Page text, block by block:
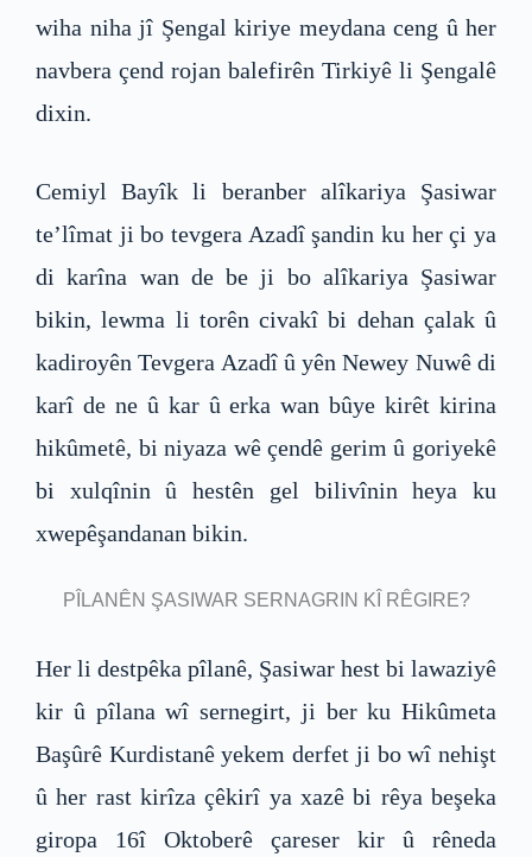
wiha niha jî Şengal kiriye meydana ceng û her
navbera çend rojan balefirên Tirkiyê li Şengalê
dixin.
Cemiyl Bayîk li beranber alîkariya Şasiwar
te’lîmat ji bo tevgera Azadî şandin ku her çi ya
di karîna wan de be ji bo alîkariya Şasiwar
bikin, lewma li torên civakî bi dehan çalak û
kadiroyên Tevgera Azadî û yên Newey Nuwê di
karî de ne û kar û erka wan bûye kirêt kirina
hikûmetê, bi niyaza wê çendê gerim û goriyekê
bi xulqînin û hestên gel bilivînin heya ku
xwepêşandanan bikin.
PÎLANÊN ŞASIWAR SERNAGRIN KÎ RÊGIRE?
Her li destpêka pîlanê, Şasiwar hest bi lawaziyê
kir û pîlana wî sernegirt, ji ber ku Hikûmeta
Başûrê Kurdistanê yekem derfet ji bo wî nehişt
û her rast kirîza çêkirî ya xazê bi rêya beşeka
giropa 16î Oktoberê çareser kir û rêneda